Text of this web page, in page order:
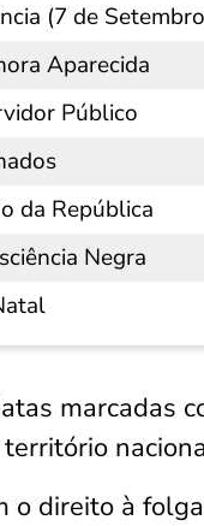
(7 de
Aparecida
Público
da República
Negra
marcadas
o direito à